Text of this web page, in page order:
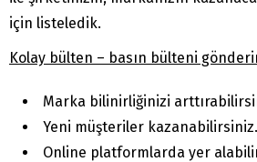
için listeledik.
Kolay bülten – basın bülteni
Marka bilinirliğinizi
Yeni müşteriler kazanabilirsiniz.
Online platformlarda yer